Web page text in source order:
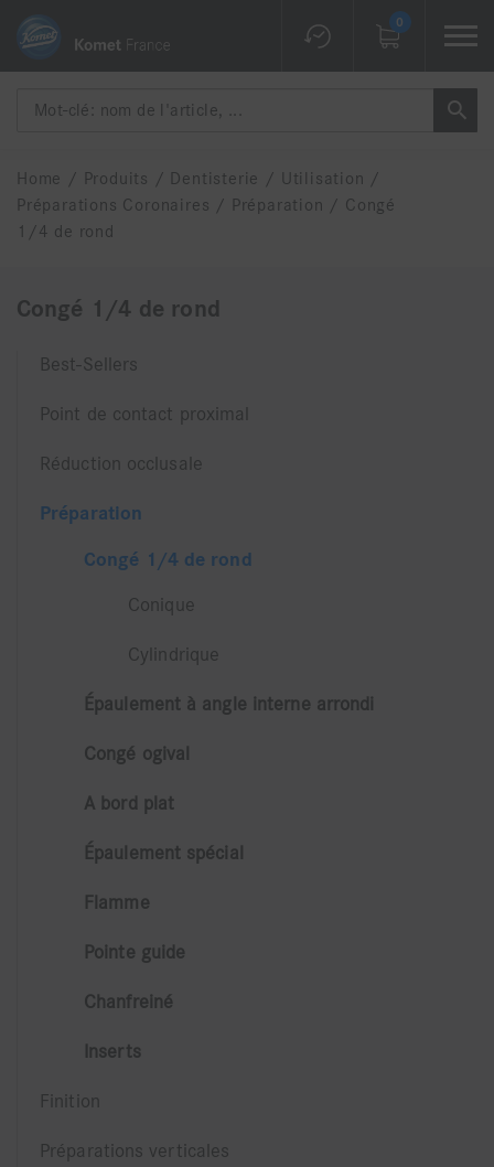
0
Home / Produits / Dentisterie / Utilisation /
Préparations Coronaires / Préparation / Congé
1/4 de rond
Congé 1/4 de rond
Best-Sellers
Point de contact proximal
Réduction occlusale
Préparation
Congé 1/4 de rond
Conique
Cylindrique
Épaulement à angle interne arrondi
Congé ogival
A bord plat
Épaulement spécial
Flamme
Pointe guide
Chanfreiné
Inserts
Finition
Préparations verticales